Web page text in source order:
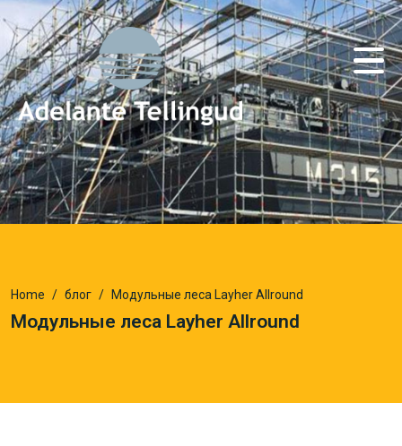
Home блог Модульные леса Layher Allround
Модульные леса Layher Allround